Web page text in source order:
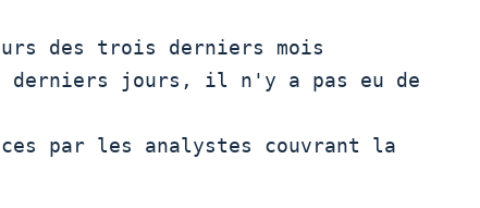
des trois derniers mois
par les analystes couvrant la